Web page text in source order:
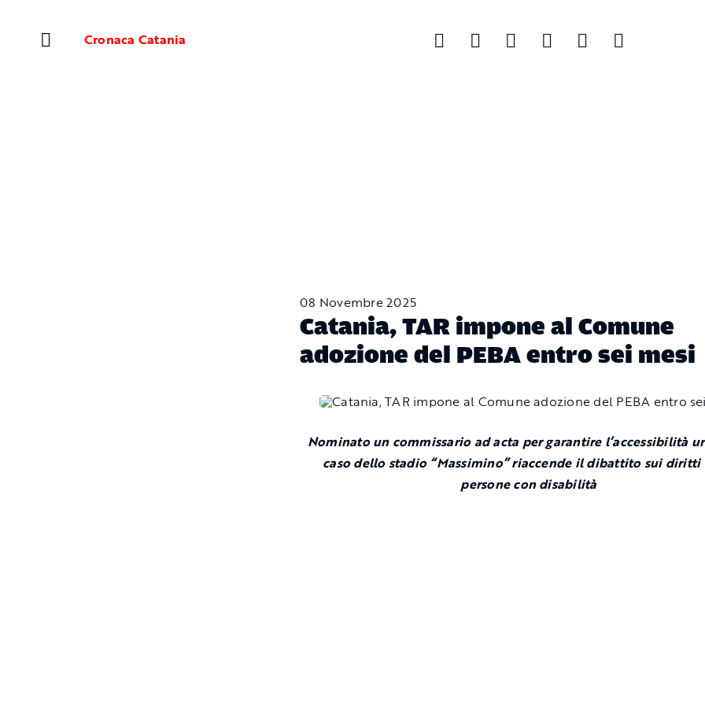
contenuto
Cronaca Catania
08 Novembre 2025
Catania, TAR impone al Comune
adozione del PEBA entro sei mesi
Nominato un commissario ad acta per garantire l’accessibilità
caso dello stadio “Massimino” riaccende il dibattito sui diritti
persone con disabilità